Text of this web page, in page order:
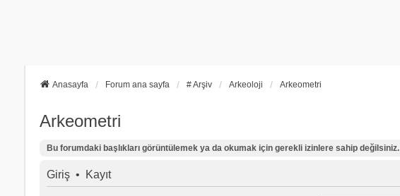
Anasayfa Forum ana sayfa # Arşiv Arkeoloji Arkeometri
Arkeometri
Bu forumdaki başlıkları görüntülemek ya da okumak için gerekli izinlere sahip değilsiniz.
Giriş• Kayıt